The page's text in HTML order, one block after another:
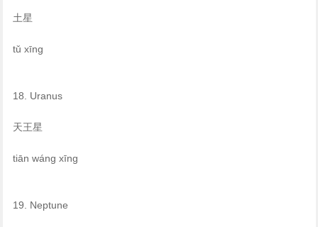
土星
tǔ xīng
18. Uranus
天王星
tiān wáng xīng
19. Neptune